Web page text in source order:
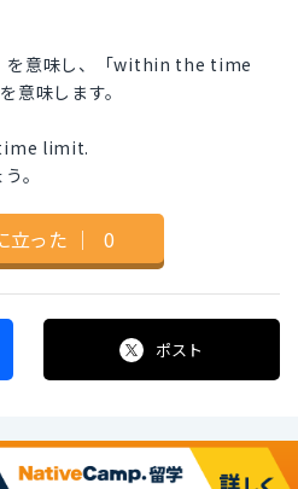
を意味し、「within the time
味します。
limit.
。
立った ｜ 0
ポスト